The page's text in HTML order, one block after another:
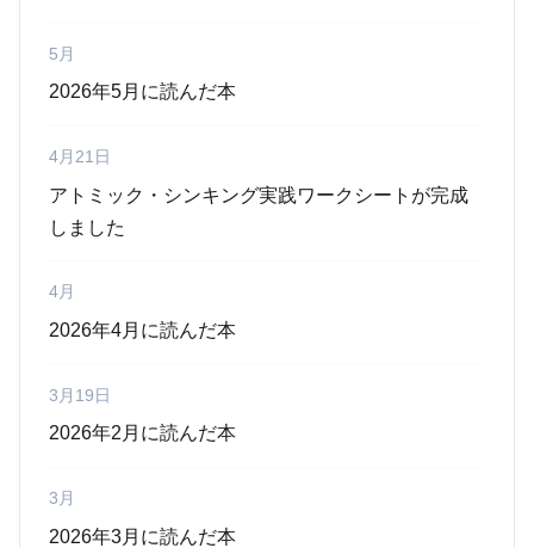
5月
2026年5月に読んだ本
4月21日
アトミック・シンキング実践ワークシートが完成
しました
4月
2026年4月に読んだ本
3月19日
2026年2月に読んだ本
3月
2026年3月に読んだ本